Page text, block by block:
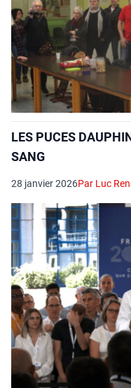
LES PUCES
SANG
28 janvier 2026Par Luc